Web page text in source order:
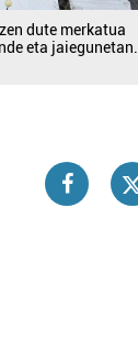
dute merkatua
eta jaiegunetan.